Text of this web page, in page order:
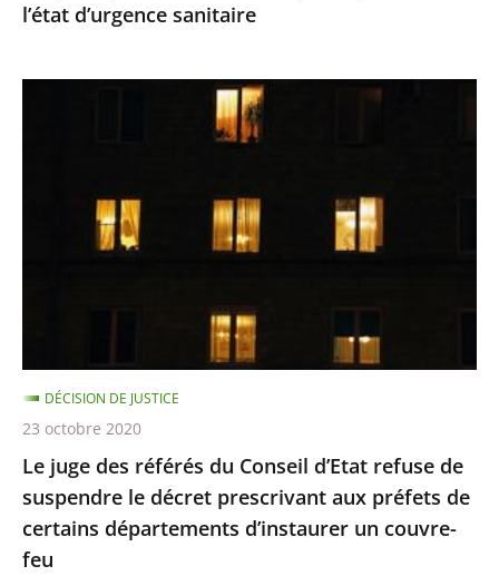
pendant
d’urgence
l’état d’urgence sanitaire
suspendre
le
décret
prescrivant
aux
préfets
de
Le juge des référés du Conseil d’Etat refuse de
suspendre le décret prescrivant aux préfets de
certains départements d’instaurer un couvre-
feu
DÉCISION DE JUSTICE
23 octobre 2020